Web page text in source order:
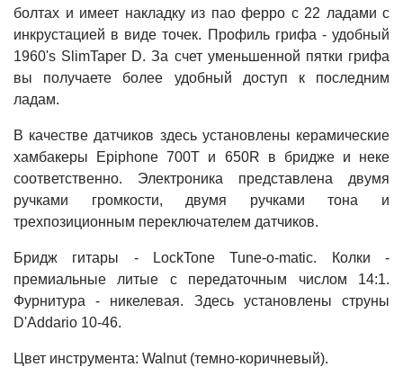
болтах и имеет накладку из пао ферро с 22 ладами с
инкрустацией в виде точек. Профиль грифа - удобный
1960's SlimTaper D. За счет уменьшенной пятки грифа
вы получаете более удобный доступ к последним
ладам.
В качестве датчиков здесь установлены керамические
хамбакеры Epiphone 700T и 650R в бридже и неке
соответственно. Электроника представлена двумя
ручками громкости, двумя ручками тона и
трехпозиционным переключателем датчиков.
Бридж гитары - LockTone Tune-o-matic. Колки -
премиальные литые с передаточным числом 14:1.
Фурнитура - никелевая. Здесь установлены струны
D'Addario 10-46.
Цвет инструмента: Walnut (темно-коричневый).